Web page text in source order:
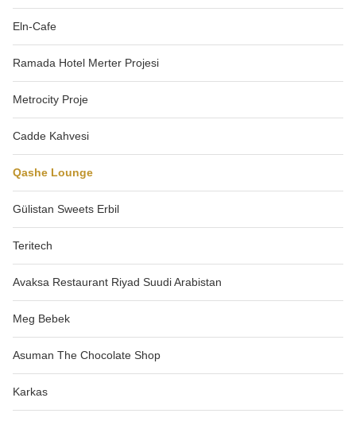
Eln-Cafe
Ramada Hotel Merter Projesi
Metrocity Proje
Cadde Kahvesi
Qashe Lounge
Gülistan Sweets Erbil
Teritech
Avaksa Restaurant Riyad Suudi Arabistan
Meg Bebek
Asuman The Chocolate Shop
Karkas